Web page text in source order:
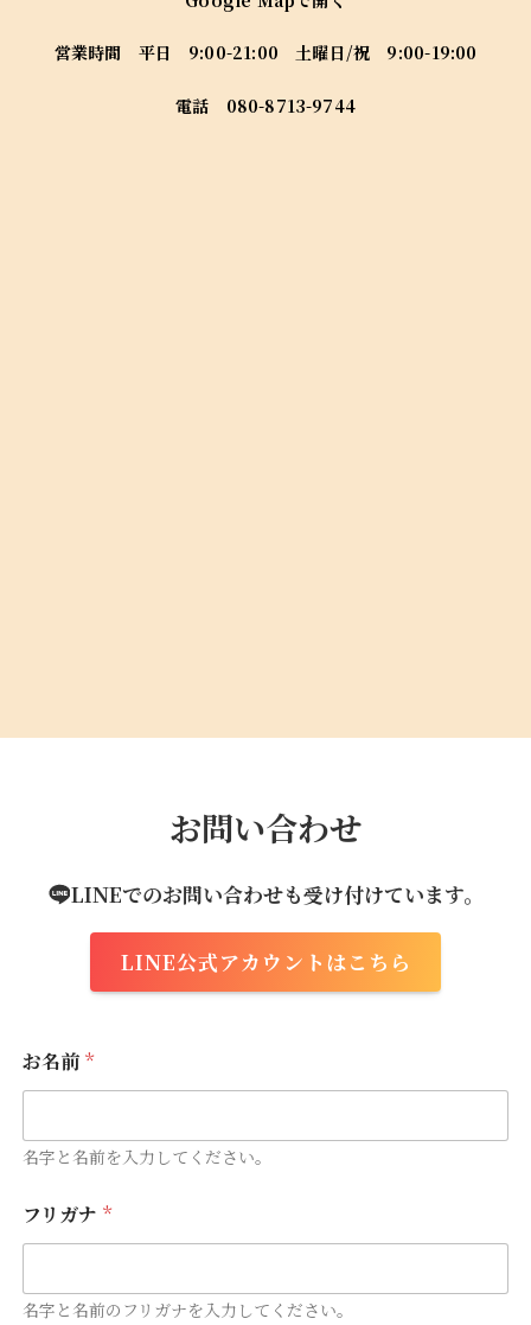
営業時間 平日 9:00-21:00 土曜日/祝 9:00-19:00
電話 080-8713-9744
お問い合わせ
LINEでのお問い合わせも受け付けています。
LINE公式アカウントはこちら
お名前 *
名字と名前を入力してください。
連
絡
メ
ー
フリガナ *
名字と名前のフリガナを入力してください。